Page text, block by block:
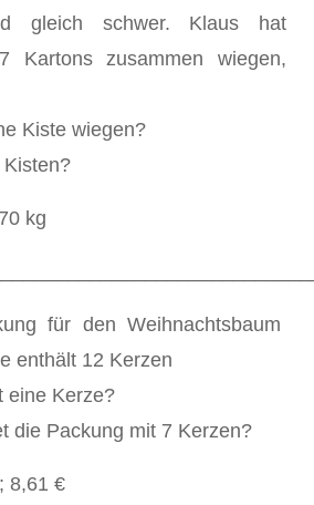
gleich schwer. Klaus hat
Kartons zusammen wiegen,
Kiste wiegen?
Kisten?
kg
für den Weihnachtsbaum
enthält 12 Kerzen
eine Kerze?
die Packung mit 7 Kerzen?
8,61 €